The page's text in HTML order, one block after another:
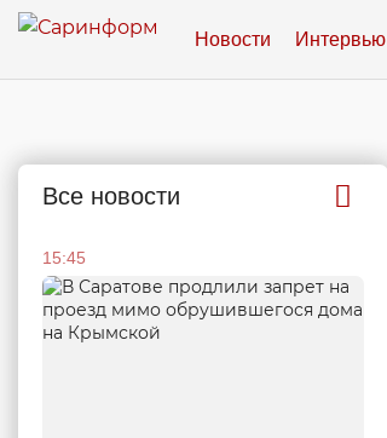
Новости Интервью
Все новости
15:45